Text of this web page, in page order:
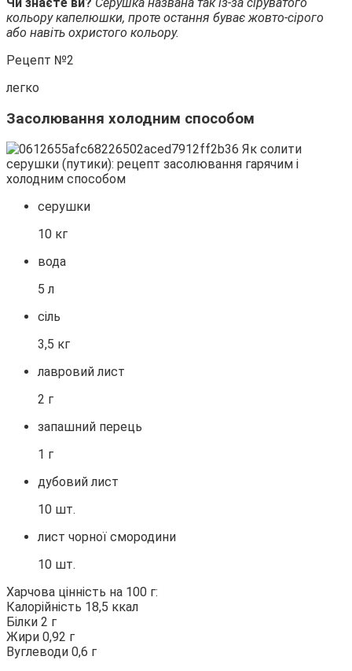
кольору капелюшки, проте остання буває жовто-сірого
або навіть охристого кольору.
Рецепт №2
легко
Засолювання холодним способом
серушки
10 кг
вода
5 л
сіль
3,5 кг
лавровий лист
2 г
запашний перець
1 г
дубовий лист
10 шт.
лист чорної смородини
10 шт.
Харчова цінність на 100 г:
Калорійність 18,5 ккал
Білки 2 г
Жири 0,92 г
Вуглеводи 0,6 г